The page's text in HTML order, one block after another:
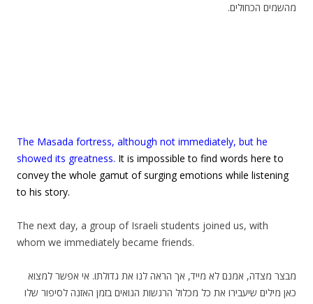
מהשמים הכחולים.
The Masada fortress, although not immediately, but he
showed its greatness. It is impossible to find words here to
convey the whole gamut of surging emotions while listening
to his story.
The next day, a group of Israeli students joined us, with
whom we immediately became friends.
מבצר מצדה, אמנם לא מייד, אך הראה לנו את גדולתו. אי אפשר למצוא
כאן מילים שיעבירו את כל מכלול הרגשות הגואים בזמן האזנה לסיפור שלו